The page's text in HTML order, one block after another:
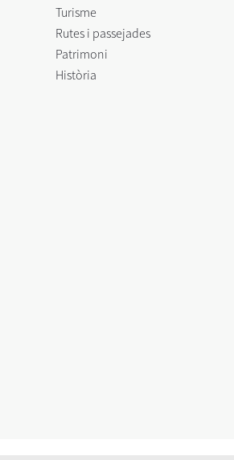
Turisme
Rutes i passejades
Patrimoni
Història